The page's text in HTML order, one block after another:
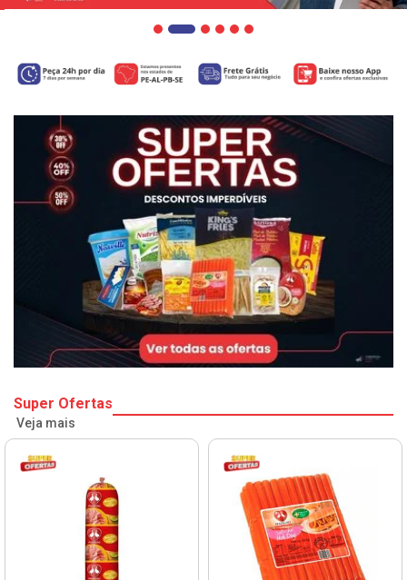
Super Ofertas
Veja mais